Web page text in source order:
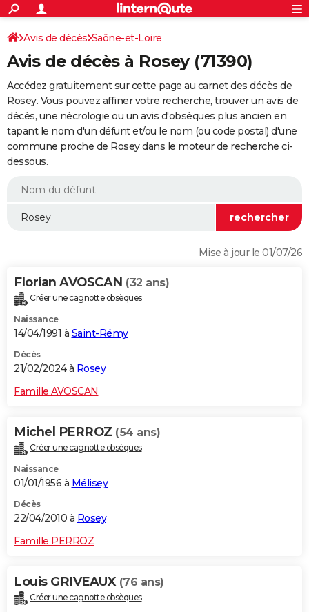
ACTUALITÉS
Politique
Société
Faits Divers
Education
Monde
Villes
+
SPORT
Coupe du monde 2026
Football
Tennis
Cyclisme
Rugby
Forum
Programme TV
TNT
Streaming
Cinéma
Sorties cinéma
Musique
+
FINANCE
Retraite
Epargne
Immobilier
Risques naturels par ville
Assurance
AUTO
Essais
Réserver un essai
Citadines
Berlines
SUV
Forum auto
+
HIGH-TECH
BRICOLAGE
WEEK-END
Alimentation
Guide de la santé
Maladies
Médicaments
Sommeil
VOYAGE
Destinations
City break
Voyage nature
Voyage de noces
Forum
Climat
+PHOTO
GUIDES D'ACHAT
Carte de Noël
Carte Bonne année
Carte Saint-Valentin
Carte Pâques
Carte d'anniversaire
DICTIONNAIRE
Dictionnaire
Biographies
Citations
Expressions
Proverbes
PROGRAMME TV
S'inscrire
Se connecter
Lycées
Collèges
Primaires
Universités
Entreprises
Service militaire
Avis de recherche
AVIS DE DÉCÈS
FORUM
Bricolage
Lifestyle
Culture
Television
Voyage
S'inscrire
Connexion
Avis de décès Saône-et-Loire
Avis de décès à Rosey (71390)
Accédez gratuitement sur cette page au carnet des décès de
Rosey. Vous pouvez affiner votre recherche, trouver un avis de
décès, une nécrologie ou un avis d'obsèques plus ancien en
tapant le nom d'un défunt et/ou le nom (ou code postal) d'une
commune proche de Rosey dans le moteur de recherche ci-
dessous.
Mise à jour le 01/07/26
Florian AVOSCAN (32 ans)
Créer une cagnotte obsèques
Naissance
14/04/1991 à Saint-Rémy
Décès
21/02/2024 à Rosey
Famille AVOSCAN
Michel PERROZ (54 ans)
Créer une cagnotte obsèques
Naissance
01/01/1956 à Mélisey
Décès
22/04/2010 à Rosey
Famille PERROZ
Louis GRIVEAUX (76 ans)
Créer une cagnotte obsèques